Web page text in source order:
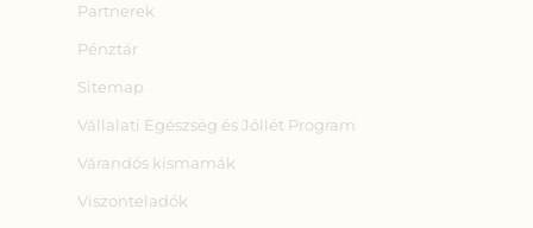
Partnerek
Pénztár
Sitemap
Vállalati Egészség és Jóllét Program
Várandós kismamák
Viszonteladók